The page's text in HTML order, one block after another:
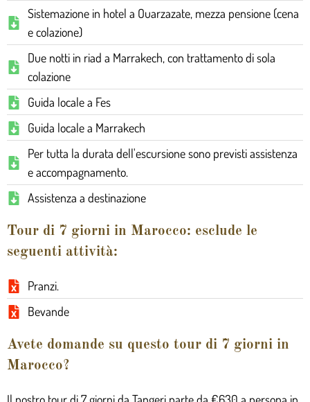
Sistemazione in hotel a Ouarzazate, mezza pensione (cena
e colazione)
Due notti in riad a Marrakech, con trattamento di sola
colazione
Guida locale a Fes
Guida locale a Marrakech
Per tutta la durata dell'escursione sono previsti assistenza
e accompagnamento.
Assistenza a destinazione
Tour di 7 giorni in Marocco: esclude le
seguenti attività:
Pranzi.
Bevande
Avete domande su questo tour di 7 giorni in
Marocco?